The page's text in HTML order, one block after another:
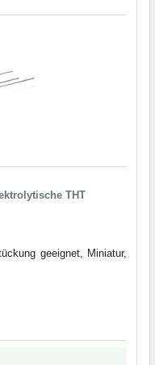
THT
geeignet, Miniatur,